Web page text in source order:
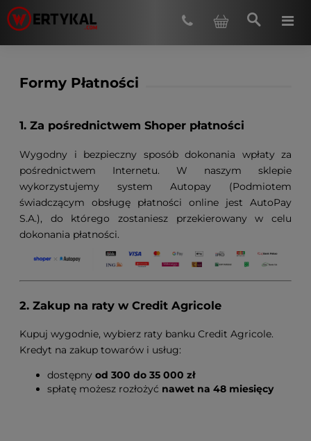
Formy Płatności
1. Za pośrednictwem Shoper płatności
Wygodny i bezpieczny sposób dokonania wpłaty za
pośrednictwem Internetu. W naszym sklepie
wykorzystujemy system Autopay (Podmiotem
świadczącym obsługę płatności online jest AutoPay
S.A.), do którego zostaniesz przekierowany w celu
dokonania płatności.
2. Zakup na raty w Credit Agricole
Kupuj wygodnie, wybierz raty banku Credit Agricole.
Kredyt na zakup towarów i usług:
dostępny od 300 do 35 000 zł
spłatę możesz rozłożyć nawet na 48 miesięcy